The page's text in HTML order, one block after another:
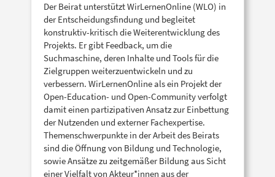
Der Beirat unterstützt WirLernenOnline (WLO) in
der Entscheidungsfindung und begleitet
konstruktiv-kritisch die Weiterentwicklung des
Projekts. Er gibt Feedback, um die
Suchmaschine, deren Inhalte und Tools für die
Zielgruppen weiterzuentwickeln und zu
verbessern. WirLernenOnline als ein Projekt der
Open-Education- und Open-Community verfolgt
damit einen partizipativen Ansatz zur Einbettung
der Nutzenden und externer Fachexpertise.
Themenschwerpunkte in der Arbeit des Beirats
sind die Öffnung von Bildung und Technologie,
sowie Ansätze zu zeitgemäßer Bildung aus Sicht
einer Vielfalt von Akteur*innen aus der